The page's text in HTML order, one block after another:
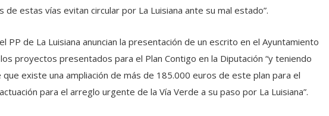
de estas vías evitan circular por La Luisiana ante su mal estado”.
PP de La Luisiana anuncian la presentación de un escrito en el Ayuntamiento
proyectos presentados para el Plan Contigo en la Diputación “y teniendo
existe una ampliación de más de 185.000 euros de este plan para el
para el arreglo urgente de la Vía Verde a su paso por La Luisiana”.